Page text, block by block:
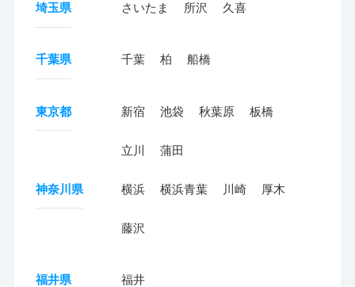
埼玉県 さいたま 所沢 久喜
千葉県 千葉 柏 船橋
東京都 新宿 池袋 秋葉原 板橋
立川 蒲田
神奈川県 横浜 横浜青葉 川崎 厚木
藤沢
福井県 福井